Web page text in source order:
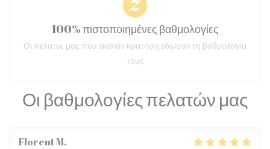
Οι βαθμολογίες πελατών μας
FlorentM
100% πιστοποιημένες βαθμολογίες
Οι πελάτες μας που έκαναν κράτηση έδωσαν τη βαθμολογία
τους